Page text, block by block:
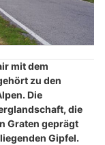
mit dem
zu den
Die
die
Graten geprägt
Gipfel.